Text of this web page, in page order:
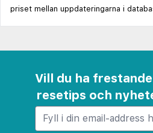
priset mellan uppdateringarna i
Vill du ha
resetips och